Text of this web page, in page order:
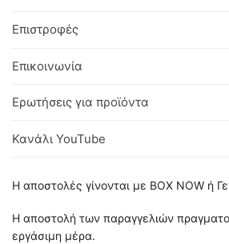
Επιστροφές
Επικοινωνία
Ερωτήσεις για προϊόντα
Κανάλι YouTube
Η αποστολές γίνονται με BOX NOW ή
Η αποστολή των παραγγελιών
εργάσιμη μέρα.